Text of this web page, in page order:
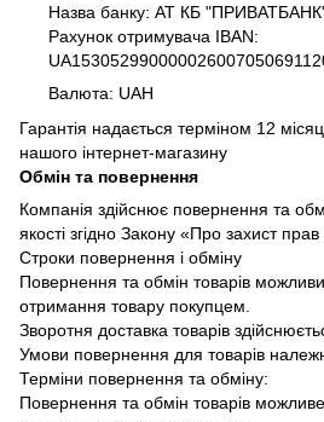
Назва банку: АТ КБ
Рахунок отримувача IBAN:
Валюта: UAH
Гарантія надається терміном 12
нашого інтернет-магазину
Обмін та повернення
Компанія здійснює повернення та
якості згідно Закону «Про захист прав
Строки повернення і обміну
Повернення та обмін товарів
отримання товару покупцем.
Зворотня доставка товарів
Умови повернення для товарів
Терміни повернення та обміну:
Повернення та обмін товарів